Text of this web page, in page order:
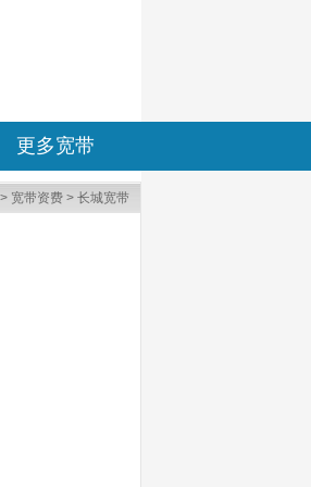
更多宽带
> 宽带资费 > 长城宽带